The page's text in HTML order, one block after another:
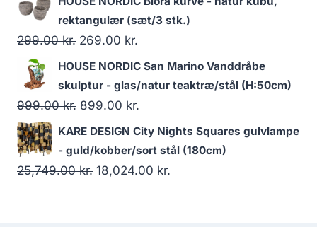
rektangulær (sæt/3 stk.)
299.00kr. 269.00 kr.
HOUSE NORDIC San Marino Vanddråbe
skulptur - glas/natur teaktræ/stål (H:50cm)
999.00kr. 899.00 kr.
KARE DESIGN City Nights Squares gulvlampe
- guld/kobber/sort stål (180cm)
25,749.00kr. 18,024.00 kr.